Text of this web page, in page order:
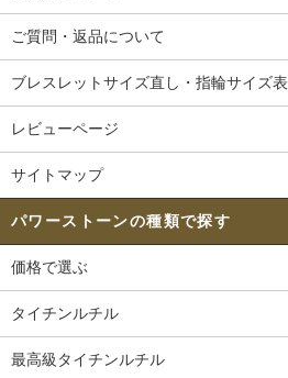
ご質問・返品について
ブレスレットサイズ直し・指輪サイズ表
レビューページ
サイトマップ
パワーストーンの種類で探す
価格で選ぶ
タイチンルチル
最高級タイチンルチル